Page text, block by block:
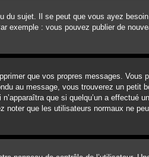
sujet. Il se peut que vous ayez
exemple : vous pouvez publier de
que vos propres messages. Vous
au message, vous trouverez un petit
que si quelqu’un a effectué
que les utilisateurs normaux ne